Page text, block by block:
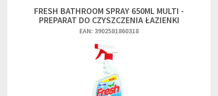
FRESH BATHROOM SPRAY 650ML MULTI -
PREPARAT DO CZYSZCZENIA ŁAZIENKI
EAN: 3902581860318